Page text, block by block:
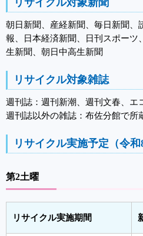
リサイクル対象新聞
朝日新聞、産経新聞、毎日新聞、
報、日本経済新聞、日刊スポーツ
生新聞、朝日中高生新聞
リサイクル対象雑誌
週刊誌：週刊新潮、週刊文春、エ
週刊誌以外の雑誌：布佐分館で所
リサイクル実施予定（令和
第2土曜
リサイクル実施期間